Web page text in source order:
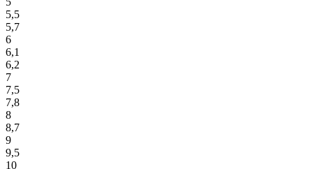
5,5
5,7
6
6,1
6,2
7
7,5
7,8
8
8,7
9
9,5
10